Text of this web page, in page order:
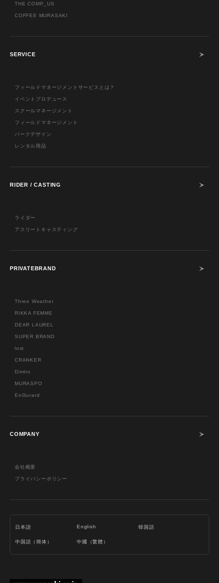
THE COMP_US
COFFEE MURASAKI
SERVICE
フィールドマネージメントサービスとは？
イベントプロデュース
スクールマネージメント
フィールドマネージメント
パークデザイン
レンタル用品
RIDER / CASTING
ライダー
アスリートキャスティング
PRIVATEBRAND
Three Weather
RIKKA FEMME
DEAR LAUREL
SUPER BRAND
lost
CRANKER
Dimito
MURASPO
EnGurard
COMPANY
会社概要
プライバシーポリシー
日本語 English 韓国語
中国語（簡体） 中國（繁體）